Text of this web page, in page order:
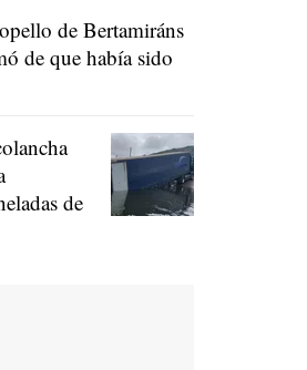
de Bertamiráns
de que había sido
de